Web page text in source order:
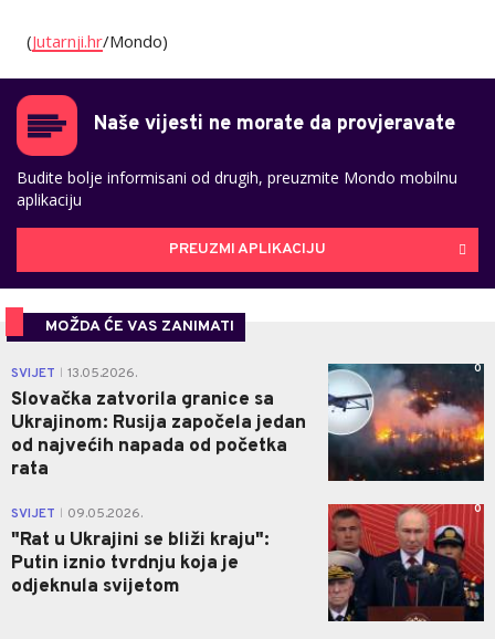
(Jutarnji.hr/Mondo)
Naše vijesti ne morate da provjeravate
Budite bolje informisani od drugih, preuzmite Mondo mobilnu
aplikaciju
PREUZMI APLIKACIJU
MOŽDA ĆE VAS ZANIMATI
SVIJET 13.05.2026.
Slovačka zatvorila granice sa
Ukrajinom: Rusija započela jedan
od najvećih napada od početka
rata
0
SVIJET 09.05.2026.
"Rat u Ukrajini se bliži kraju":
Putin iznio tvrdnju koja je
odjeknula svijetom
0